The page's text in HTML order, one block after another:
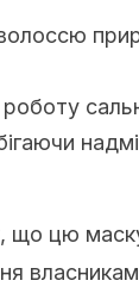
що цю